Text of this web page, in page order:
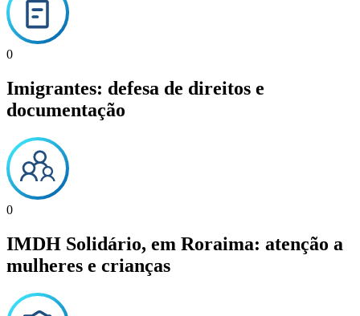
0
Imigrantes: defesa de direitos e
documentação
0
IMDH Solidário, em Roraima: atenção a
mulheres e crianças